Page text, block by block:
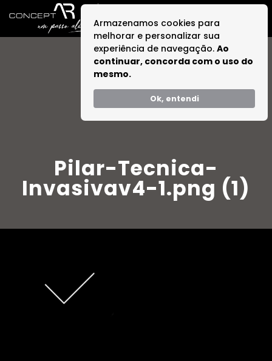
Armazenamos cookies para
melhorar e personalizar sua
experiência de navegação. Ao
continuar, concorda com o uso do
mesmo.
Ok, entendi
Pilar-Tecnica-
Invasivav4-1.png (1)